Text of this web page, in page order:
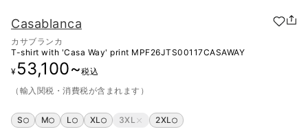
Casablanca
カサブランカ
T-shirt with 'Casa Way' print MPF26JTS00117CASAWAY
¥ 53,100~税込
（輸入関税・消費税が含まれます）
S M L XL 3XL 2XL